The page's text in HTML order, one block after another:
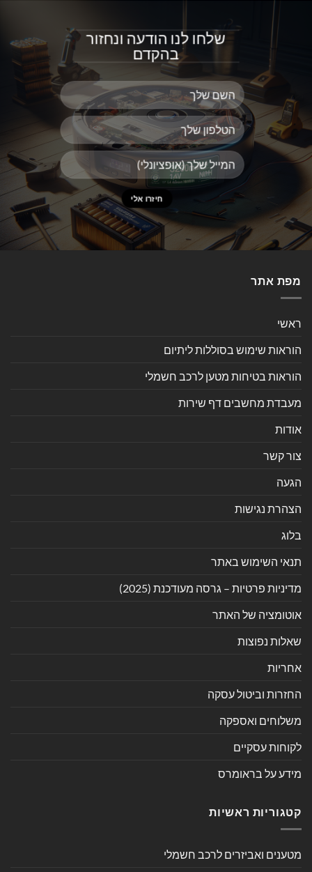
שלחו לנו הודעה ונחזור
בהקדם
מפת אתר
ראשי
הוראות שימוש בסוללות ליתיום
הוראות בטיחות מטען לרכב חשמלי
מעבדת מחשבים דף שירות
אודות
צור קשר
הגעה
הצהרת נגישות
בלוג
תנאי השימוש באתר
מדיניות פרטיות – גרסה מעודכנת (2025)
אוטומציה של האתר
שאלות נפוצות
אחריות
החזרות וביטול עסקה
משלוחים ואספקה
לקוחות עסקיים
מידע על בראומרס
קטגוריות ראשיות
מטענים ואביזרים לרכב חשמלי